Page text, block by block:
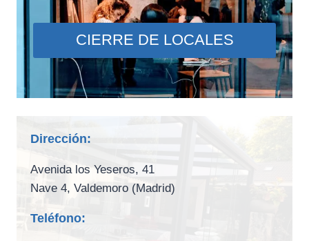
CIERRE DE LOCALES
Dirección:
Avenida los Yeseros, 41
Nave 4, Valdemoro (Madrid)
Teléfono: